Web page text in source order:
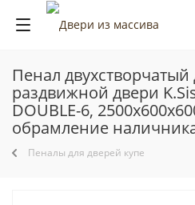
Пенал двухстворчатый
раздвижной двери
DOUBLE-6,
обрамление
Пеналы для дверей купе